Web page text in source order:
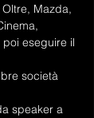
Mazda,
eseguire il
società
speaker a